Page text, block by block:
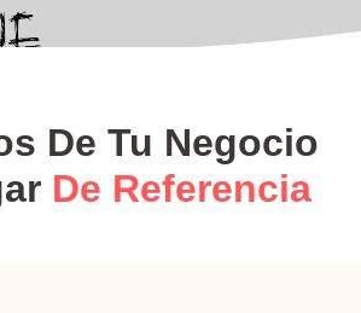
De Tu Negocio
De Referencia